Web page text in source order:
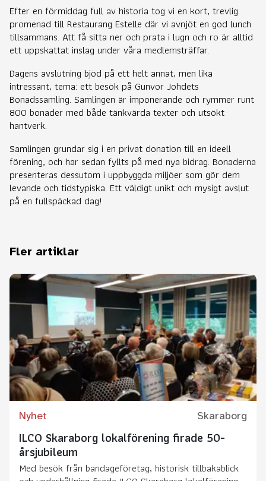
Efter en förmiddag full av historia tog vi en kort, trevlig
promenad till Restaurang Estelle där vi avnjöt en god lunch
tillsammans. Att få sitta ner och prata i lugn och ro är alltid
ett uppskattat inslag under våra medlemsträffar.
Dagens avslutning bjöd på ett helt annat, men lika
intressant, tema: ett besök på Gunvor Johdets
Bonadssamling. Samlingen är imponerande och rymmer runt
800 bonader med både tänkvärda texter och utsökt
hantverk.
Samlingen grundar sig i en privat donation till en ideell
förening, och har sedan fyllts på med nya bidrag. Bonaderna
presenteras dessutom i uppbyggda miljöer som gör dem
levande och tidstypiska. Ett väldigt unikt och mysigt avslut
på en fullspäckad dag!
Fler artiklar
Nyhet Skaraborg
ILCO Skaraborg lokalförening firade 50-
årsjubileum
Med besök från bandageföretag, historisk tillbakablick